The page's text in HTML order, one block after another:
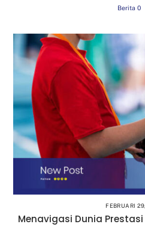
Berita 0
FEBRUARI
Menavigasi Dunia